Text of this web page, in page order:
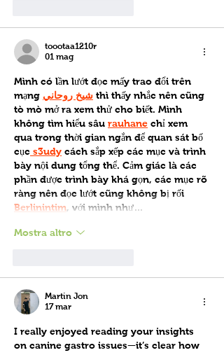
toootaa1210r
01 mag
Mình có lần lướt đọc mấy trao đổi trên
mạng شيخ روحاني thì thấy nhắc nên cũng
tò mò mở ra xem thử cho biết. Mình
không tìm hiểu sâu rauhane chỉ xem
qua trong thời gian ngắn để quan sát bố
cục s3udy cách sắp xếp các mục và trình
bày nội dung tổng thể. Cảm giác là các
phần được trình bày khá gọn, các mục rõ
ràng nên đọc lướt cũng không bị rối
Berlinintim, với mình như…
Mostra altro
Martin Jon
17 mar
I really enjoyed reading your insights
on canine gastro issues—it’s clear how